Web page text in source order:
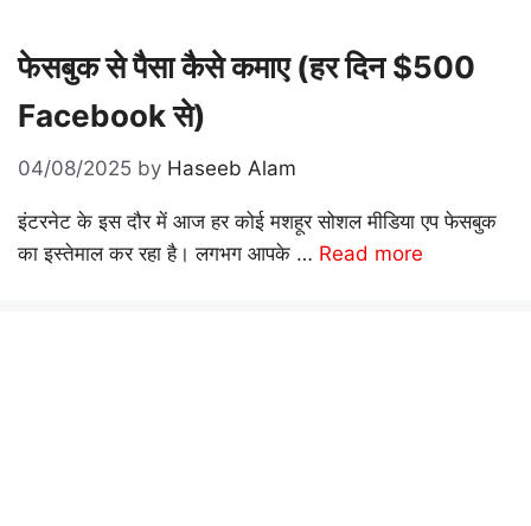
फेसबुक से पैसा कैसे कमाए (हर दिन $500
Facebook से)
04/08/2025 by Haseeb Alam
इंटरनेट के इस दौर में आज हर कोई मशहूर सोशल मीडिया एप फेसबुक
का इस्तेमाल कर रहा है। लगभग आपके … Read more